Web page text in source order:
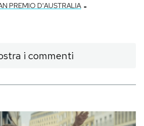
PREMIO D'AUSTRALIA -
i commenti